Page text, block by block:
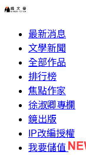
最新消息
文學新聞
全部作品
排行榜
焦點作家
徐淑卿專欄
鏡出版
IP改編授權
我要儲值